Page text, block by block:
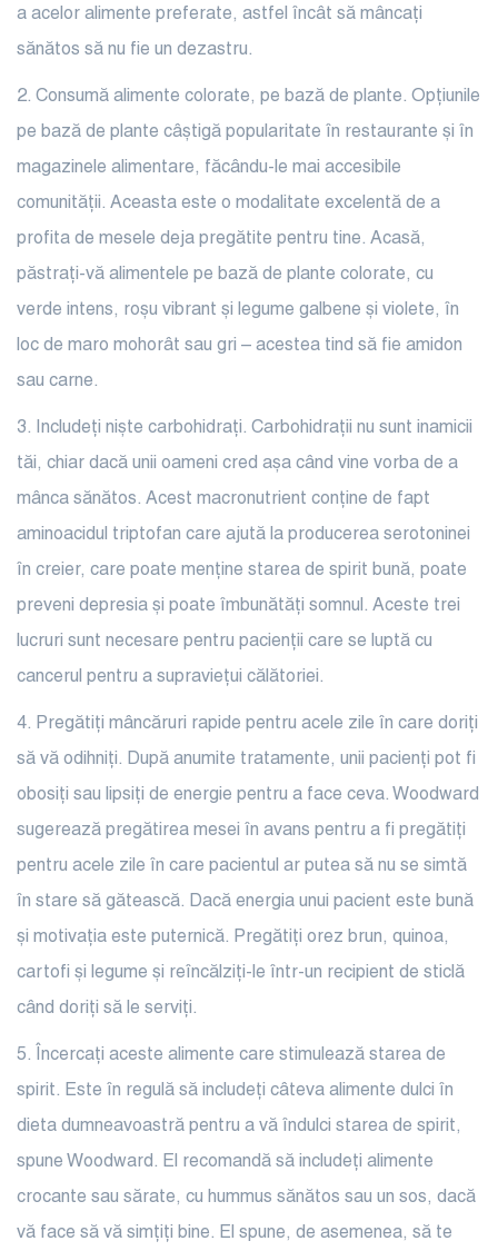
a acelor alimente preferate, astfel încât să mâncați
sănătos să nu fie un dezastru.
2. Consumă alimente colorate, pe bază de plante. Opțiunile
pe bază de plante câștigă popularitate în restaurante și în
magazinele alimentare, făcându-le mai accesibile
comunității. Aceasta este o modalitate excelentă de a
profita de mesele deja pregătite pentru tine. Acasă,
păstrați-vă alimentele pe bază de plante colorate, cu
verde intens, roșu vibrant și legume galbene și violete, în
loc de maro mohorât sau gri – acestea tind să fie amidon
sau carne.
3. Includeți niște carbohidrați. Carbohidrații nu sunt inamicii
tăi, chiar dacă unii oameni cred așa când vine vorba de a
mânca sănătos. Acest macronutrient conține de fapt
aminoacidul triptofan care ajută la producerea serotoninei
în creier, care poate menține starea de spirit bună, poate
preveni depresia și poate îmbunătăți somnul. Aceste trei
lucruri sunt necesare pentru pacienții care se luptă cu
cancerul pentru a supraviețui călătoriei.
4. Pregătiți mâncăruri rapide pentru acele zile în care doriți
să vă odihniți. După anumite tratamente, unii pacienți pot fi
obosiți sau lipsiți de energie pentru a face ceva. Woodward
sugerează pregătirea mesei în avans pentru a fi pregătiți
pentru acele zile în care pacientul ar putea să nu se simtă
în stare să gătească. Dacă energia unui pacient este bună
și motivația este puternică. Pregătiți orez brun, quinoa,
cartofi și legume și reîncălziți-le într-un recipient de sticlă
când doriți să le serviți.
5. Încercați aceste alimente care stimulează starea de
spirit. Este în regulă să includeți câteva alimente dulci în
dieta dumneavoastră pentru a vă îndulci starea de spirit,
spune Woodward. El recomandă să includeți alimente
crocante sau sărate, cu hummus sănătos sau un sos, dacă
vă face să vă simțiți bine. El spune, de asemenea, să te